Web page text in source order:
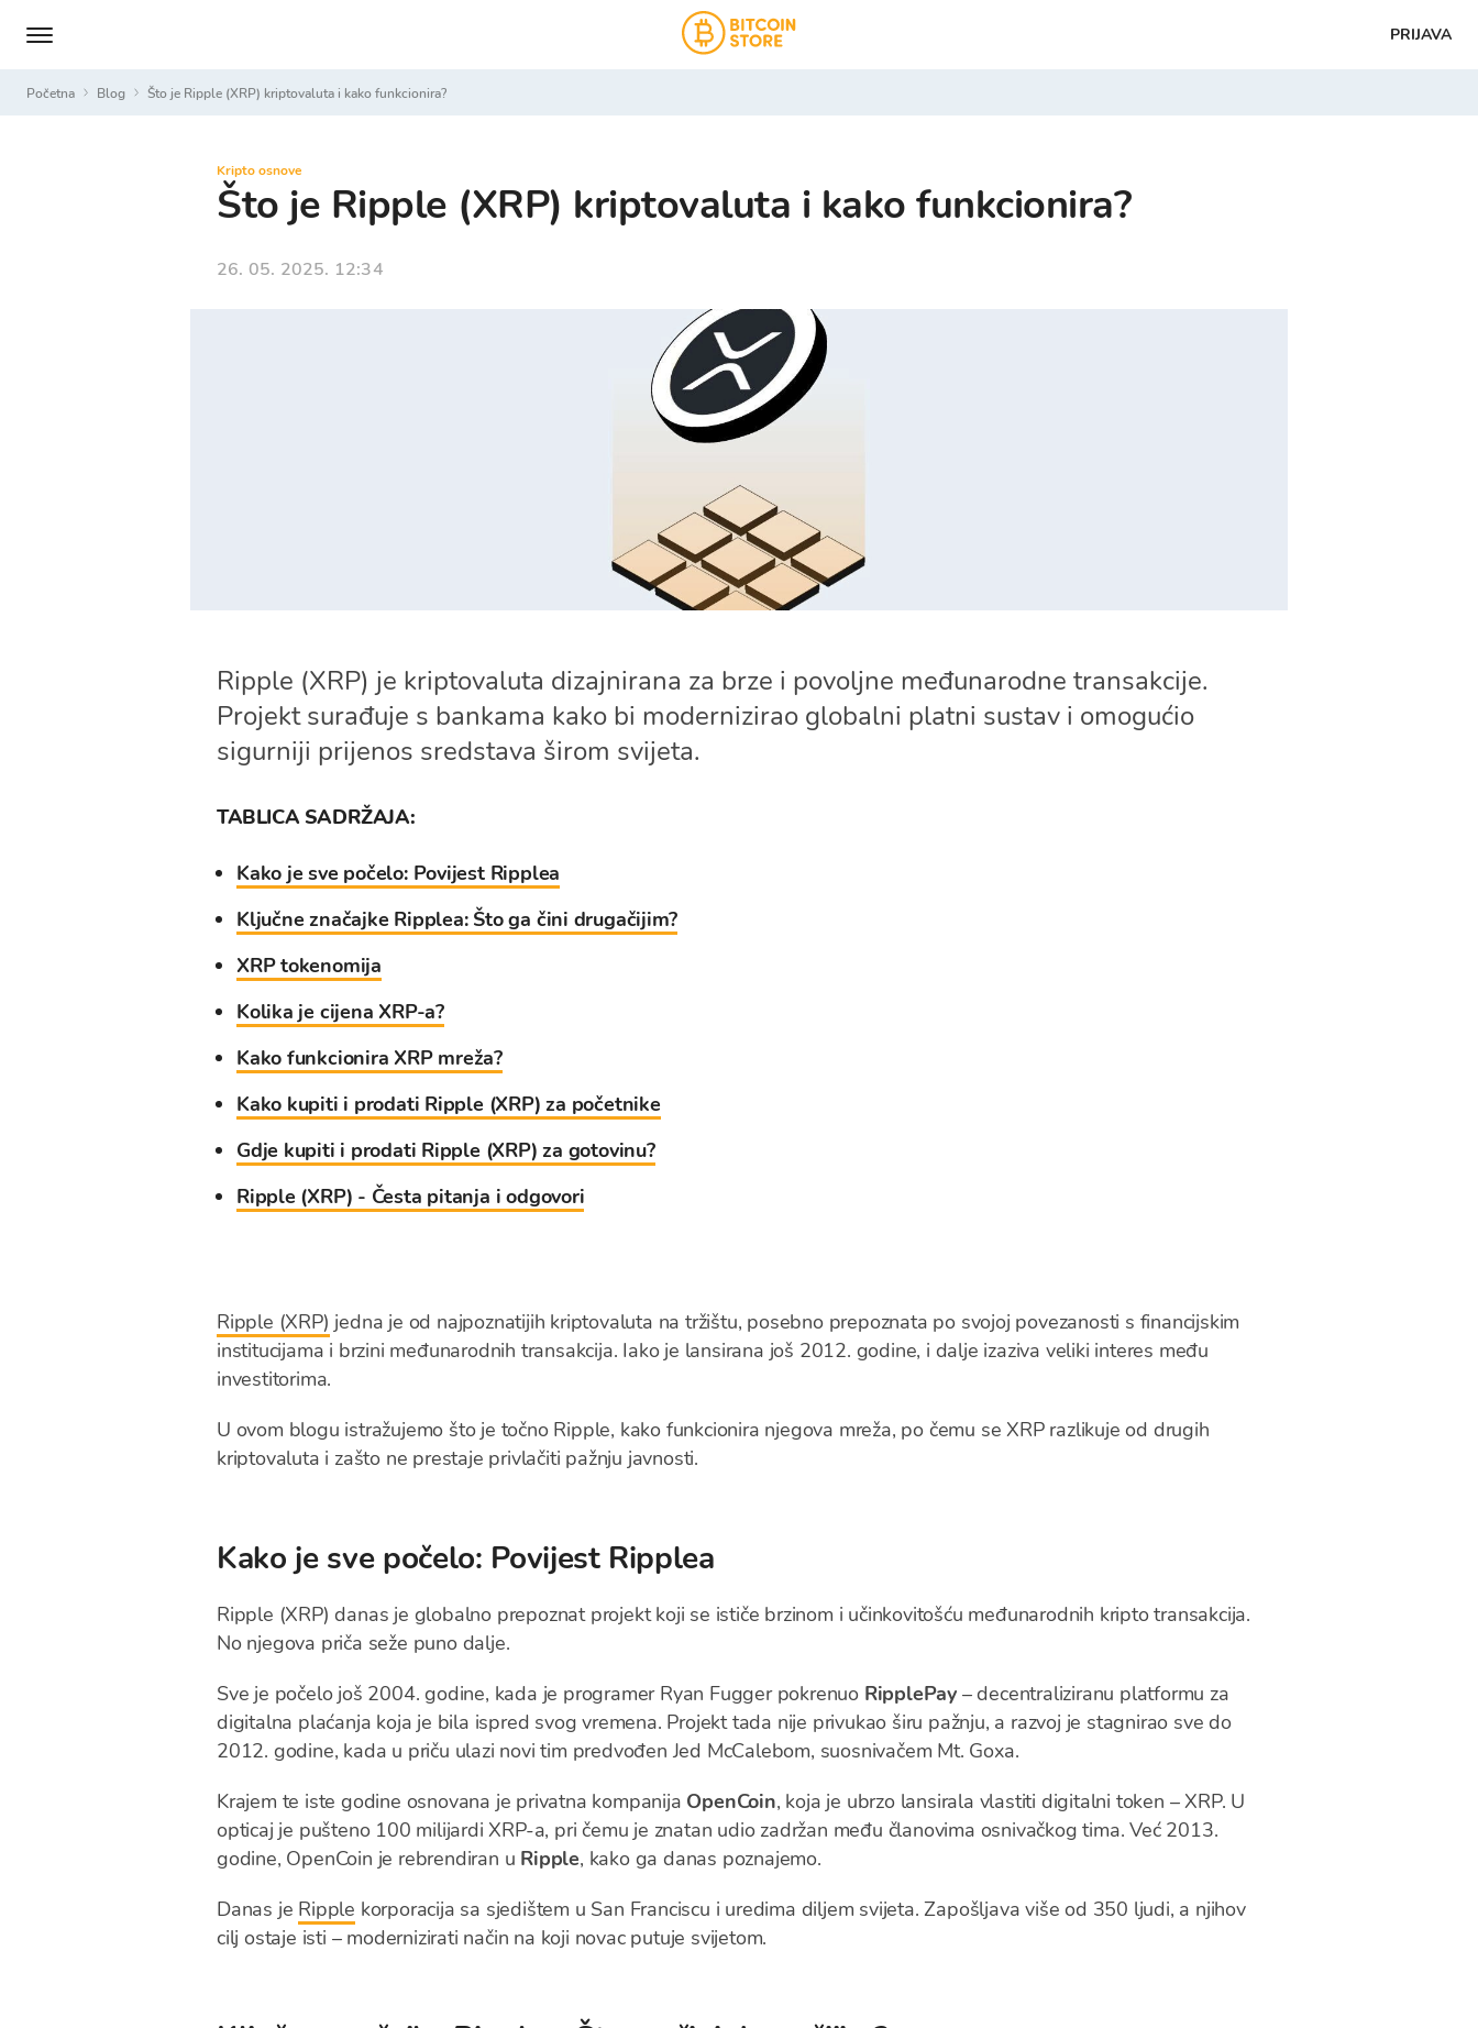
PRIJAVA
Početna Blog Što je Ripple (XRP) kriptovaluta i kako funkcionira?
Kripto osnove
Što je Ripple (XRP) kriptovaluta i kako funkcionira?
26. 05. 2025. 12:34
Ripple (XRP) je kriptovaluta dizajnirana za brze i povoljne međunarodne transakcije.
Projekt surađuje s bankama kako bi modernizirao globalni platni sustav i omogućio
sigurniji prijenos sredstava širom svijeta.
TABLICA SADRŽAJA:
Kako je sve počelo: Povijest Ripplea
Ključne značajke Ripplea: Što ga čini drugačijim?
XRP tokenomija
Kolika je cijena XRP-a?
Kako funkcionira XRP mreža?
Kako kupiti i prodati Ripple (XRP) za početnike
Gdje kupiti i prodati Ripple (XRP) za gotovinu?
Ripple (XRP) - Česta pitanja i odgovori
Ripple (XRP) jedna je od najpoznatijih kriptovaluta na tržištu, posebno prepoznata po svojoj povezanosti s financijskim
institucijama i brzini međunarodnih transakcija. Iako je lansirana još 2012. godine, i dalje izaziva veliki interes među
investitorima.
U ovom blogu istražujemo što je točno Ripple, kako funkcionira njegova mreža, po čemu se XRP razlikuje od drugih
kriptovaluta i zašto ne prestaje privlačiti pažnju javnosti.
Kako je sve počelo: Povijest Ripplea
Ripple (XRP) danas je globalno prepoznat projekt koji se ističe brzinom i učinkovitošću međunarodnih kripto transakcija.
No njegova priča seže puno dalje.
Sve je počelo još 2004. godine, kada je programer Ryan Fugger pokrenuo RipplePay – decentraliziranu platformu za
digitalna plaćanja koja je bila ispred svog vremena. Projekt tada nije privukao širu pažnju, a razvoj je stagnirao sve do
2012. godine, kada u priču ulazi novi tim predvođen Jed McCalebom, suosnivačem Mt. Goxa.
Krajem te iste godine osnovana je privatna kompanija OpenCoin, koja je ubrzo lansirala vlastiti digitalni token – XRP. U
opticaj je pušteno 100 milijardi XRP-a, pri čemu je znatan udio zadržan među članovima osnivačkog tima. Već 2013.
godine, OpenCoin je rebrendiran u Ripple, kako ga danas poznajemo.
Danas je Ripple korporacija sa sjedištem u San Franciscu i uredima diljem svijeta. Zapošljava više od 350 ljudi, a njihov
cilj ostaje isti – modernizirati način na koji novac putuje svijetom.